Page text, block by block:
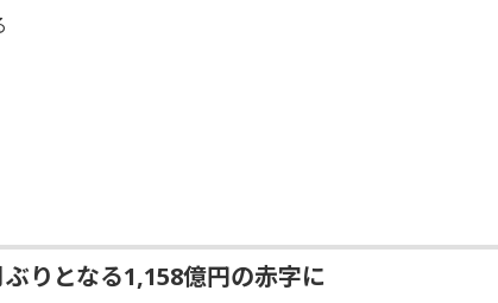
りとなる1,158億円の赤字に